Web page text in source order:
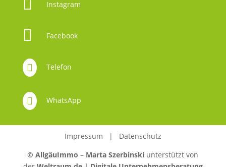
 Instagram
 Facebook
 Telefon
 WhatsApp
Impressum | Datenschutz
© AllgäuImmo – Marta Szerbinski unterstützt von